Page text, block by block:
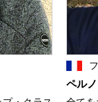
ペル